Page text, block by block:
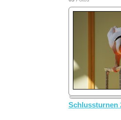
Schlussturnen